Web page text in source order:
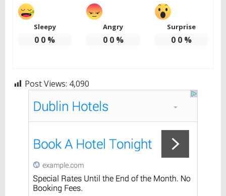
Sleepy
0 0 %
Angry
0 0%
Surprise
0 0%
Post Views: 4,090